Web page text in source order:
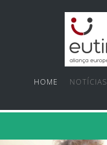
HOME NOTÍCIAS